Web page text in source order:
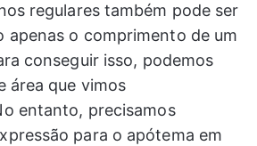
regulares também pode ser
apenas o comprimento de um
conseguir isso, podemos
área que vimos
entanto, precisamos
para o apótema em